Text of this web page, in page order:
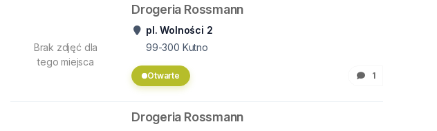
Brak zdjęć dla
tego miejsca
Drogeria Rossmann
pl. Wolności 2
99-300 Kutno
Otwarte 1
Drogeria Rossmann